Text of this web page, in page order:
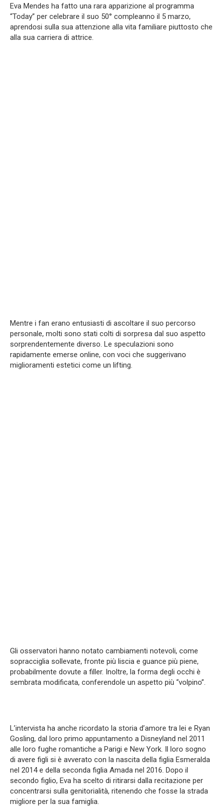
Eva Mendes ha fatto una rara apparizione al programma
“Today” per celebrare il suo 50° compleanno il 5 marzo,
aprendosi sulla sua attenzione alla vita familiare piuttosto che
alla sua carriera di attrice.
Mentre i fan erano entusiasti di ascoltare il suo percorso
personale, molti sono stati colti di sorpresa dal suo aspetto
sorprendentemente diverso. Le speculazioni sono
rapidamente emerse online, con voci che suggerivano
miglioramenti estetici come un lifting.
Gli osservatori hanno notato cambiamenti notevoli, come
sopracciglia sollevate, fronte più liscia e guance più piene,
probabilmente dovute a filler. Inoltre, la forma degli occhi è
sembrata modificata, conferendole un aspetto più “volpino”.
L’intervista ha anche ricordato la storia d’amore tra lei e Ryan
Gosling, dal loro primo appuntamento a Disneyland nel 2011
alle loro fughe romantiche a Parigi e New York. Il loro sogno
di avere figli si è avverato con la nascita della figlia Esmeralda
nel 2014 e della seconda figlia Amada nel 2016. Dopo il
secondo figlio, Eva ha scelto di ritirarsi dalla recitazione per
concentrarsi sulla genitorialità, ritenendo che fosse la strada
migliore per la sua famiglia.